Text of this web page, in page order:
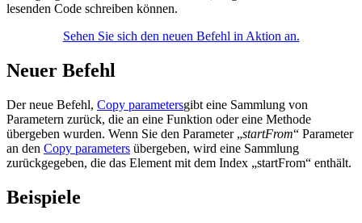
lesenden Code schreiben können.
Sehen Sie sich den neuen Befehl in Aktion an.
Neuer Befehl
Der neue Befehl, Copy parametersgibt eine Sammlung von
Parametern zurück, die an eine Funktion oder eine Methode
übergeben wurden. Wenn Sie den Parameter „startFrom“ Parameter
an den Copy parameters übergeben, wird eine Sammlung
zurückgegeben, die das Element mit dem Index „startFrom“ enthält.
Beispiele